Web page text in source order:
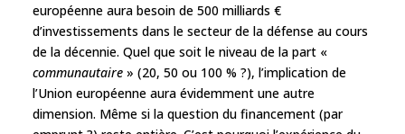
européenne aura besoin de 500 milliards €
d’investissements dans le secteur de la défense au cours
de la décennie. Quel que soit le niveau de la part «
communautaire » (20, 50 ou 100 % ?), l’implication de
l’Union européenne aura évidemment une autre
dimension. Même si la question du financement (par